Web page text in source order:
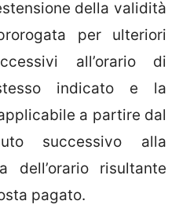
della validità
per ulteriori
all’orario di
indicato e la
a partire dal
successivo alla
dell’orario risultante
pagato.